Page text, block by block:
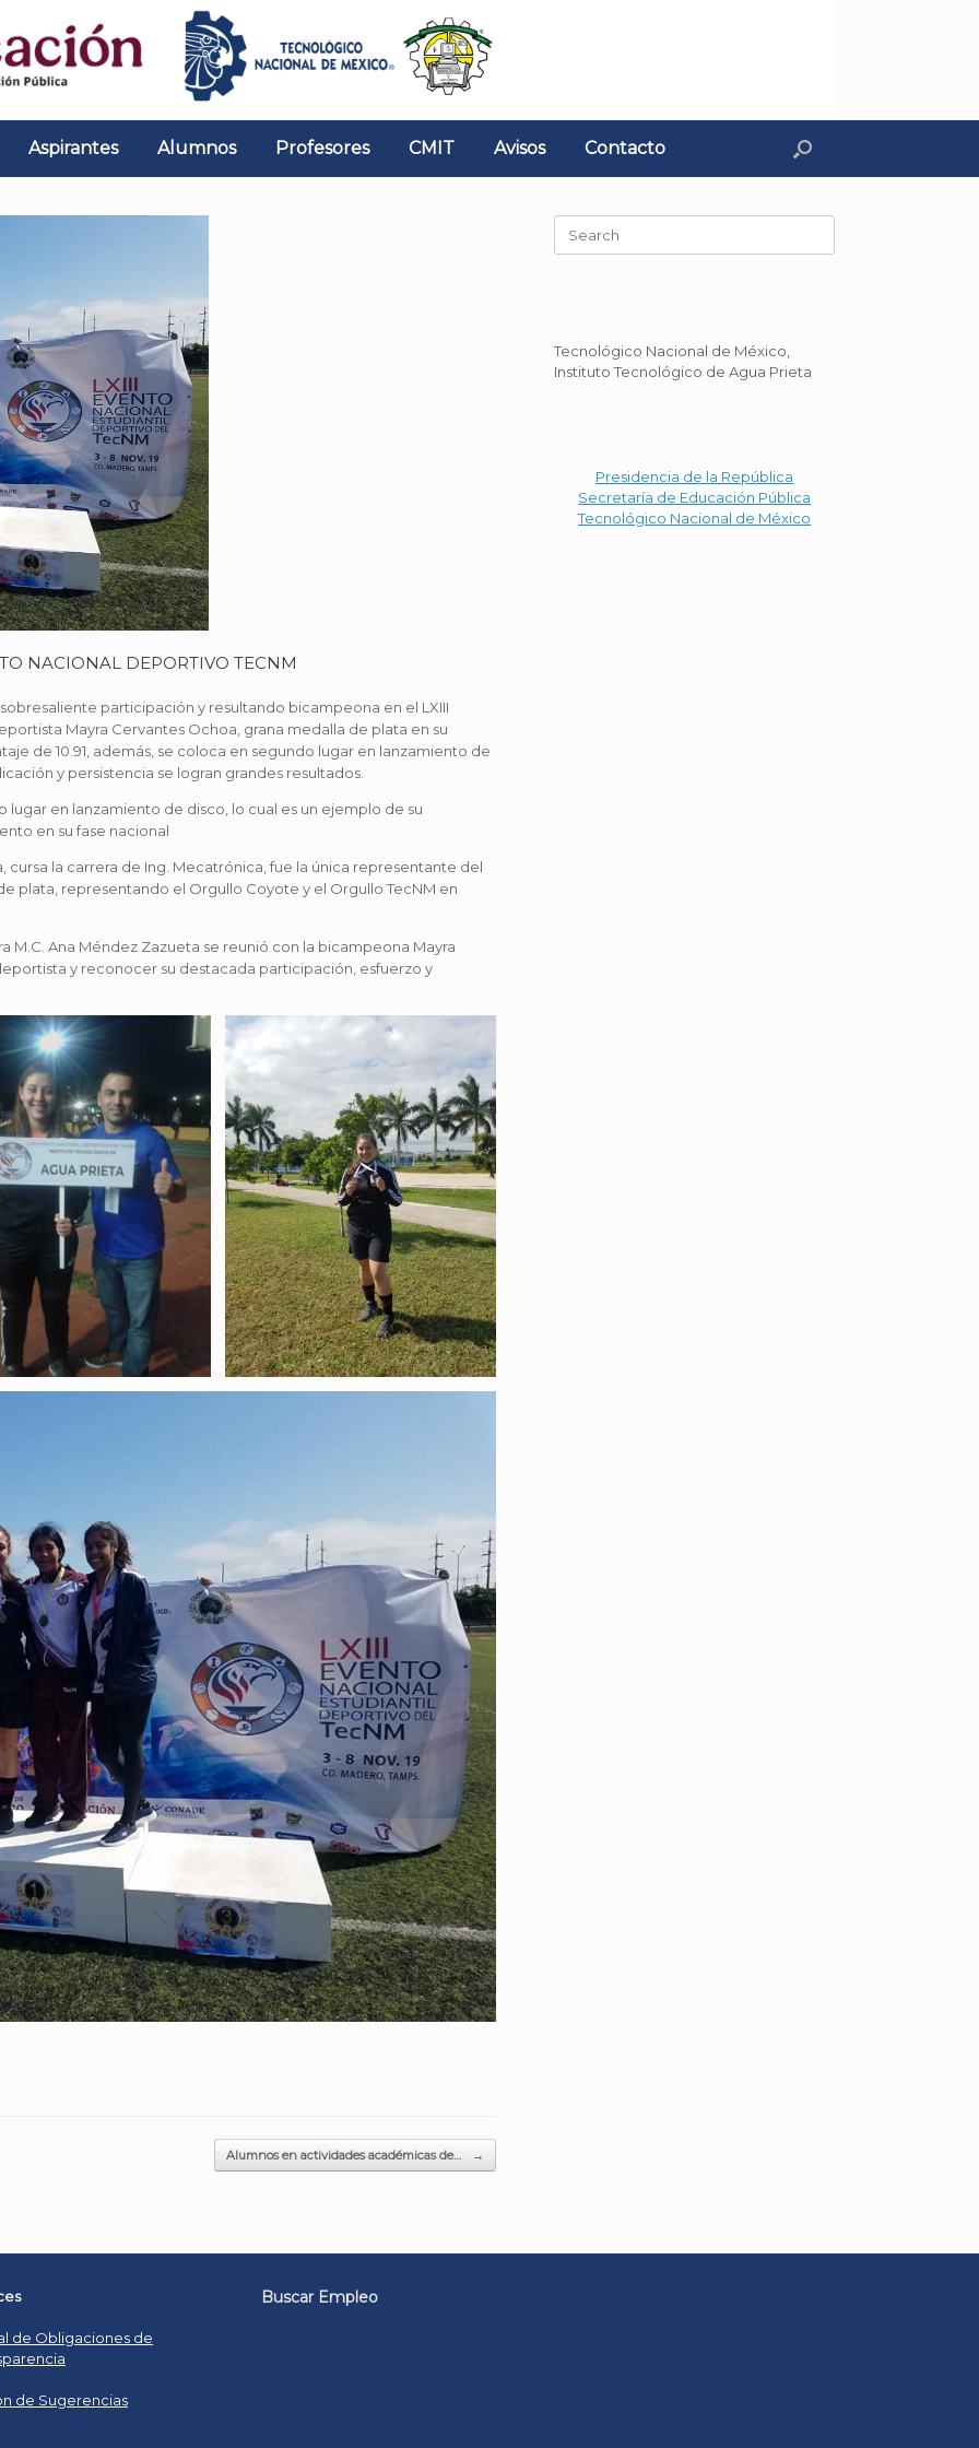
Aspirantes Alumnos Profesores CMIT Avisos Contacto
NACIONAL DEPORTIVO TECNM
participación y resultando bicampeona en el LXIII
Mayra Cervantes Ochoa, grana medalla de plata en su
de 10.91, además, se coloca en segundo lugar en lanzamiento de
y persistencia se logran grandes resultados.
lugar en lanzamiento de disco, lo cual es un ejemplo de su
en su fase nacional
cursa la carrera de Ing. Mecatrónica, fue la única representante del
plata, representando el Orgullo Coyote y el Orgullo TecNM en
M.C. Ana Méndez Zazueta se reunió con la bicampeona Mayra
y reconocer su destacada participación, esfuerzo y
Alumnos en actividades académicas de… →
for:
Tecnológico Nacional de México,
Instituto Tecnológico de Agua Prieta
Presidencia de la República
Secretaría de Educación Pública
Tecnológico Nacional de México
de Obligaciones de
de Sugerencias
Buscar Empleo